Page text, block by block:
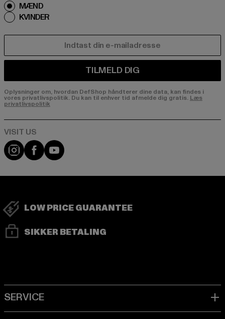
MÆND
KVINDER
TILMELD DIG
Oplysninger om, hvordan DefShop håndterer dine data, kan findes i
vores privatlivspolitik. Du kan til enhver tid afmelde dig gratis. Læs
privatlivspolitik
Visit our Instagram page:
Visit our Facebook page:
Visit our YouTube channel:
LOW PRICE GUARANTEE
SIKKER BETALING